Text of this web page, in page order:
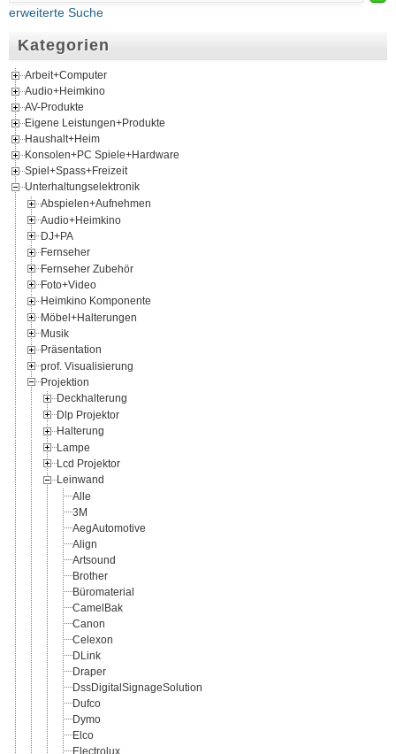
erweiterte Suche
Kategorien
Arbeit+Computer
Audio+Heimkino
AV-Produkte
Eigene Leistungen+Produkte
Haushalt+Heim
Konsolen+PC Spiele+Hardware
Spiel+Spass+Freizeit
Unterhaltungselektronik
Abspielen+Aufnehmen
Audio+Heimkino
DJ+PA
Fernseher
Fernseher Zubehör
Foto+Video
Heimkino Komponente
Möbel+Halterungen
Musik
Präsentation
prof. Visualisierung
Projektion
Deckhalterung
Dlp Projektor
Halterung
Lampe
Lcd Projektor
Leinwand
Alle
3M
AegAutomotive
Align
Artsound
Brother
Büromaterial
CamelBak
Canon
Celexon
DLink
Draper
DssDigitalSignageSolution
Dufco
Dymo
Elco
Electrolux